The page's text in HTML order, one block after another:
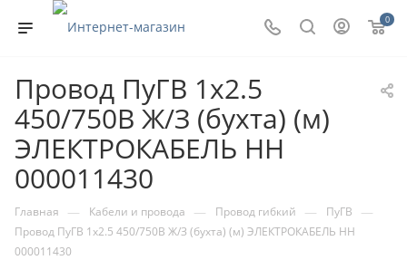
0
Провод ПуГВ 1х2.5
450/750В Ж/З (бухта) (м)
ЭЛЕКТРОКАБЕЛЬ НН
000011430
Главная — Кабели и провода — Провод гибкий — ПуГВ —
Провод ПуГВ 1х2.5 450/750В Ж/З (бухта) (м) ЭЛЕКТРОКАБЕЛЬ НН
000011430